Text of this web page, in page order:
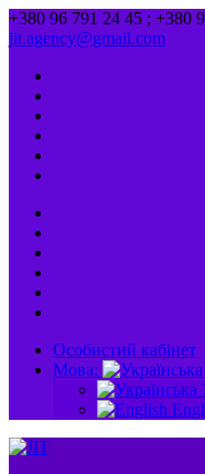
+380 96 791 24 45 ; +380
jit.agency@gmail.com
Особистий кабінет
Мова: